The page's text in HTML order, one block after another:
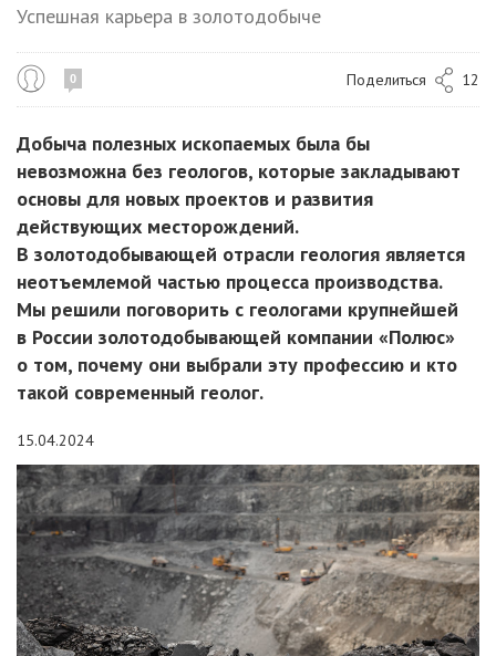
Успешная карьера в золотодобыче
0 Поделиться 12
Добыча полезных ископаемых была бы
невозможна без геологов, которые закладывают
основы для новых проектов и развития
действующих месторождений.
В золотодобывающей отрасли геология является
неотъемлемой частью процесса производства.
Мы решили поговорить с геологами крупнейшей
в России золотодобывающей компании «Полюс»
о том, почему они выбрали эту профессию и кто
такой современный геолог.
15.04.2024